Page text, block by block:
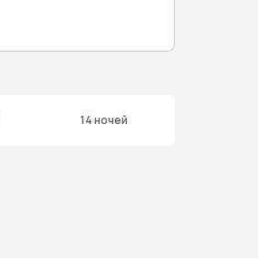
14 ночей